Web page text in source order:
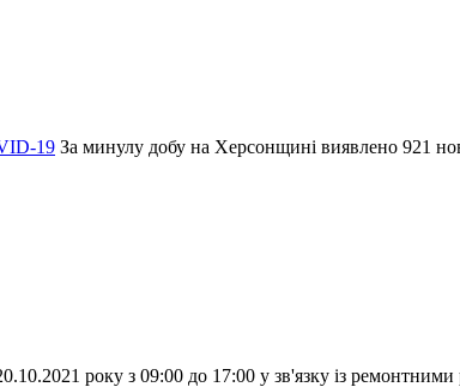
19 За минулу добу на Херсонщині виявлено 921
року з 09:00 до 17:00 у зв'язку із